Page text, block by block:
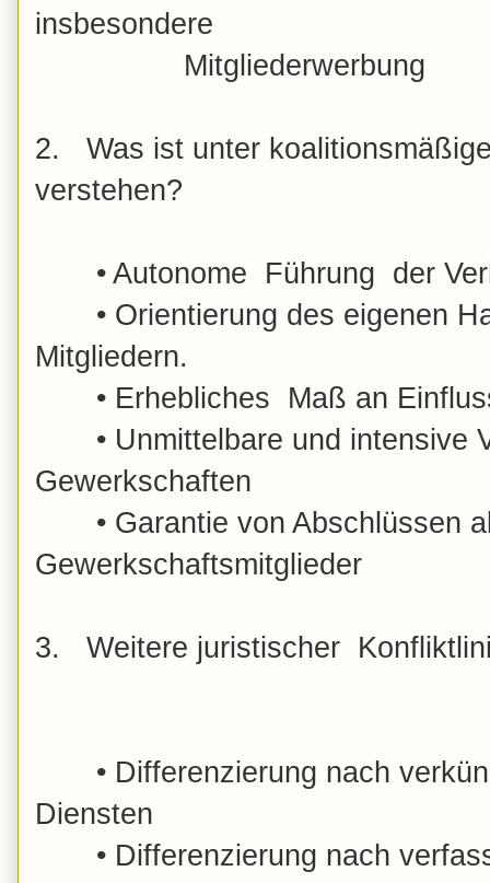
insbesondere
Mitgliederwerbung
2. Was ist unter
verstehen?
•Autonome Führung der
• Orientierung des eigenen
Mitgliedern.
• Erhebliches Maß an
• Unmittelbare und intensive
Gewerkschaften
• Garantie von Abschlüssen
Gewerkschaftsmitglieder
3. Weitere juristischer
• Differenzierung nach
Diensten
• Differenzierung nach